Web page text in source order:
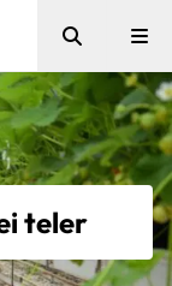
Zoeken
teler